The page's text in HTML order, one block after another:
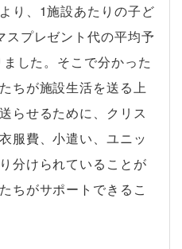
り、1施設あたりの子ど
スプレゼント代の平均予
した。そこで分かった
ちが施設生活を送る上
らせるために、クリス
服費、小遣い、ユニッ
分けられていることが
ちがサポートできるこ